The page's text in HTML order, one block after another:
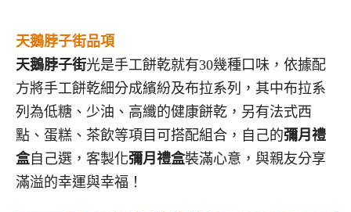
天鵝脖子街品項
天鵝脖子街光是手工餅乾就有30幾種口味，依據配
方將手工餅乾細分成繽紛及布拉系列，其中布拉系
列為低糖、少油、高纖的健康餅乾，另有法式西
點、蛋糕、茶飲等項目可搭配組合，自己的彌月禮
盒自己選，客製化彌月禮盒裝滿心意，與親友分享
滿溢的幸運與幸福！